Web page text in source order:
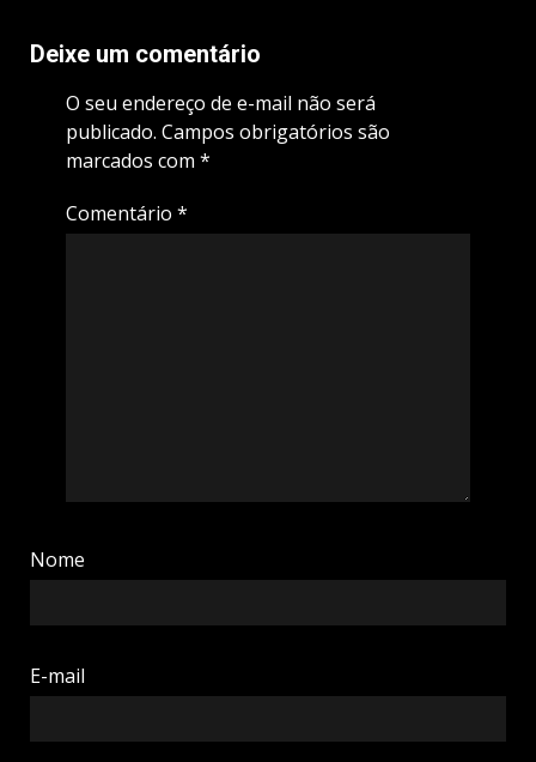
Deixe um comentário
O seu endereço de e-mail não será
publicado. Campos obrigatórios são
marcados com *
Comentário *
Nome
E-mail